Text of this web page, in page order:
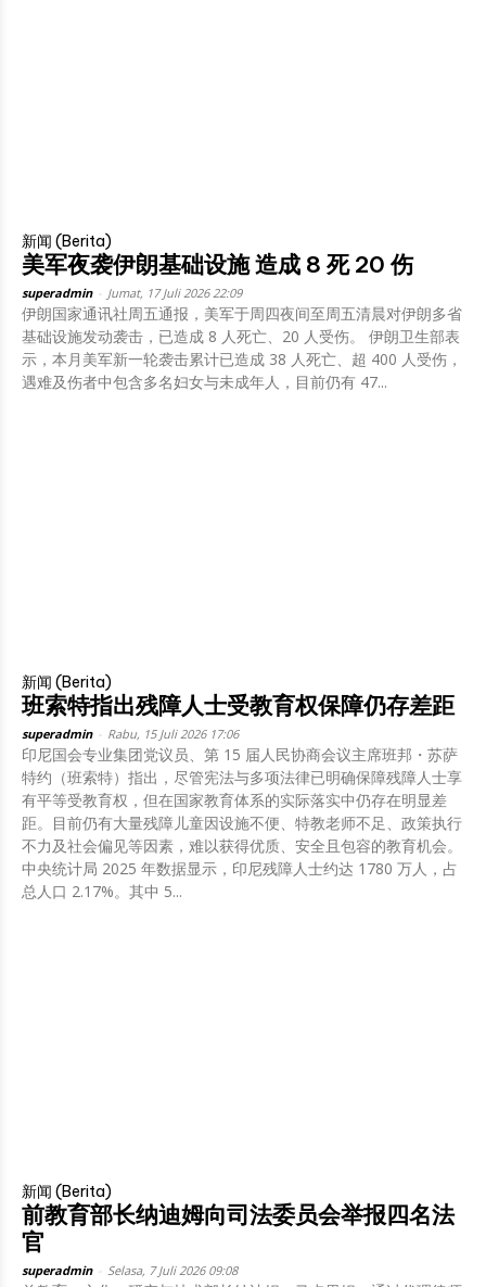
新闻 (Berita)
美军夜袭伊朗基础设施 造成 8 死 20 伤
superadmin Jumat, 17 Juli 2026 22:09
伊朗国家通讯社周五通报，美军于周四夜间至周五清晨对伊朗多省
基础设施发动袭击，已造成 8 人死亡、20 人受伤。 伊朗卫生部表
示，本月美军新一轮袭击累计已造成 38 人死亡、超 400 人受伤，
遇难及伤者中包含多名妇女与未成年人，目前仍有 47...
新闻 (Berita)
班索特指出残障人士受教育权保障仍存差距
superadmin Rabu, 15 Juli 2026 17:06
印尼国会专业集团党议员、第 15 届人民协商会议主席班邦・苏萨
特约（班索特）指出，尽管宪法与多项法律已明确保障残障人士享
有平等受教育权，但在国家教育体系的实际落实中仍存在明显差
距。目前仍有大量残障儿童因设施不便、特教老师不足、政策执行
不力及社会偏见等因素，难以获得优质、安全且包容的教育机会。
中央统计局 2025 年数据显示，印尼残障人士约达 1780 万人，占
总人口 2.17%。其中 5...
新闻 (Berita)
前教育部长纳迪姆向司法委员会举报四名法
官
superadmin Selasa, 7 Juli 2026 09:08